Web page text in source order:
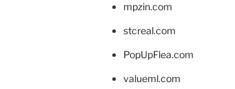
mpzin.com
stcreal.com
PopUpFlea.com
valueml.com